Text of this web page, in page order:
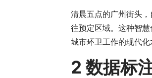
清晨五点的广州街头
往预定区域。这种智
城市环卫工作的现代化
2 数据标